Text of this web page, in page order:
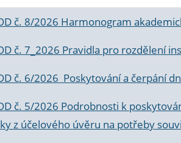
č. 8/2026 Harmonogram
č. 7_2026 Pravidla pro rozdělení
č. 6/2026 Poskytování a čerpání
č. 5/2026 Podrobnosti k
z účelového úvěru na potřeby